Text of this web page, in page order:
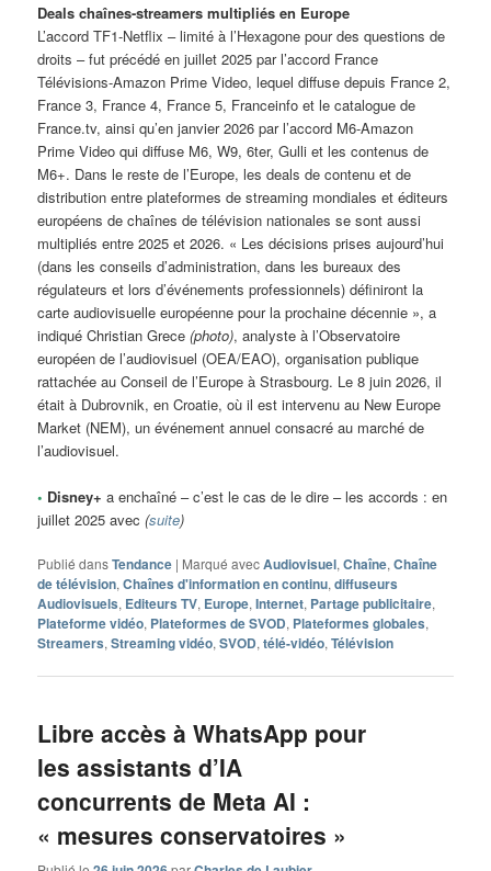
Deals chaînes-streamers multipliés en Europe
L’accord TF1-Netflix – limité à l’Hexagone pour des questions de
droits – fut précédé en juillet 2025 par l’accord France
Télévisions-Amazon Prime Video, lequel diffuse depuis France 2,
France 3, France 4, France 5, Franceinfo et le catalogue de
France.tv, ainsi qu’en janvier 2026 par l’accord M6-Amazon
Prime Video qui diffuse M6, W9, 6ter, Gulli et les contenus de
M6+. Dans le reste de l’Europe, les deals de contenu et de
distribution entre plateformes de streaming mondiales et éditeurs
européens de chaînes de télévision nationales se sont aussi
multipliés entre 2025 et 2026. « Les décisions prises aujourd’hui
(dans les conseils d’administration, dans les bureaux des
régulateurs et lors d’événements professionnels) définiront la
carte audiovisuelle européenne pour la prochaine décennie », a
indiqué Christian Grece(photo), analyste à l’Observatoire
européen de l’audiovisuel (OEA/EAO), organisation publique
rattachée au Conseil de l’Europe à Strasbourg. Le 8 juin 2026, il
était à Dubrovnik, en Croatie, où il est intervenu au New Europe
Market (NEM), un événement annuel consacré au marché de
l’audiovisuel.
• Disney+ a enchaîné – c’est le cas de le dire – les accords : en
juillet 2025 avec(suite)
Publié dansTendance | Marqué avecAudiovisuel,Chaîne,Chaîne
de télévision,Chaînes d'information en continu,diffuseurs
Audiovisuels, Editeurs TV, Europe,Internet, Partage publicitaire,
Plateforme vidéo, Plateformes de SVOD, Plateformes globales,
Streamers,Streaming vidéo,SVOD,télé-vidéo,Télévision
Libre accès à WhatsApp pour
les assistants d’IA
concurrents de Meta AI :
« mesures conservatoires »